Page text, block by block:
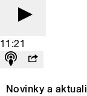
11:21
Novinky a